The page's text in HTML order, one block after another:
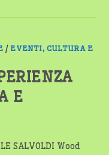
/ EVENTI, CULTURA E
E
SALVOLDI Wood